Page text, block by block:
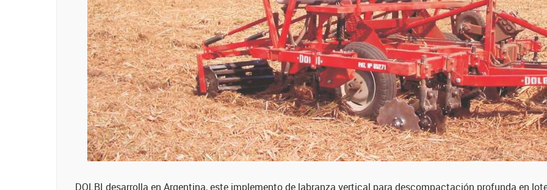
DOLBI desarrolla en Argentina, este implemento de labranza vertical para descompactación profunda en